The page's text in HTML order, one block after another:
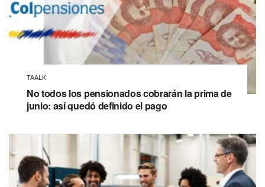
TAALK
No todos los pensionados cobrarán la prima de
junio: así quedó definido el pago